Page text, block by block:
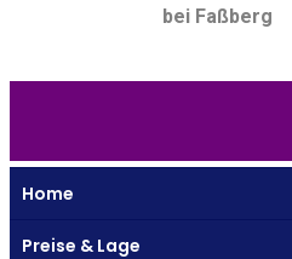
bei Faßberg
Home
Preise & Lage